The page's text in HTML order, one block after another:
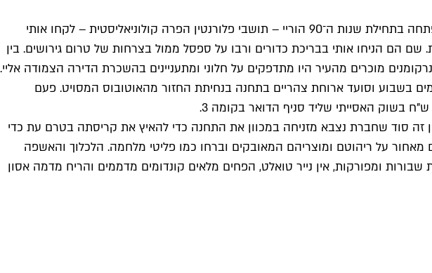
יש מקומות אפלים יותר בתל אביב מהתחנה המרכזית, אבל עבורי היא מייצגת תחנות אפלות בחיי. כשהיא נפתחה בתחילת שנות ה־90 הוריי – תושבי פלורנטין הפרה קולוניאליסטית – לקחו אותי
שם הם הניחו אותי בבריכת כדורים ורבו על ספסל ממול בצרחות של טרום גירושים. בין
ונרקומנים מוכרים מהעיר היו מתדפקים על חלוני ומתעניינים בהשכרת הדירה הצמודה אליי.
בשבוע וסועד ארוחת צהריים בתחנה בנחיתת החזור מהאוטובוס המסויט. פעם
בשוק האסייתי שליד סניף הדואר בקומה 3.
סוד שחברת נצבא מזניחה במכוון את התחנה כדי להאיץ את קריסתה בטרם עת כדי
על ריהוטם ומוצריהם המאובקים וברחו כמו פליטי מלחמה. הלכלוך והאשפה
ומפורקות, אין נייר טואלט, הפחים מלאים קונדומים מדממים והריח מדמה אסון